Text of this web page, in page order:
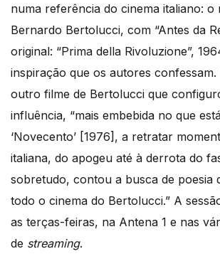
numa referência do cinema italiano: o
Bernardo Bertolucci, com “Antes da
original: “Prima della Rivoluzione”,
inspiração que os autores
outro filme de Bertolucci que
influência, “mais embebida no que
‘Novecento’ [1976], a retratar
italiana, do apogeu até à derrota do
sobretudo, contou a busca de poesia
todo o cinema do Bertolucci.” A
as terças-feiras, na Antena 1 e nas
de streaming.